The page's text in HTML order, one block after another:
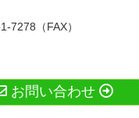
7278（FAX）
お問い合わせ